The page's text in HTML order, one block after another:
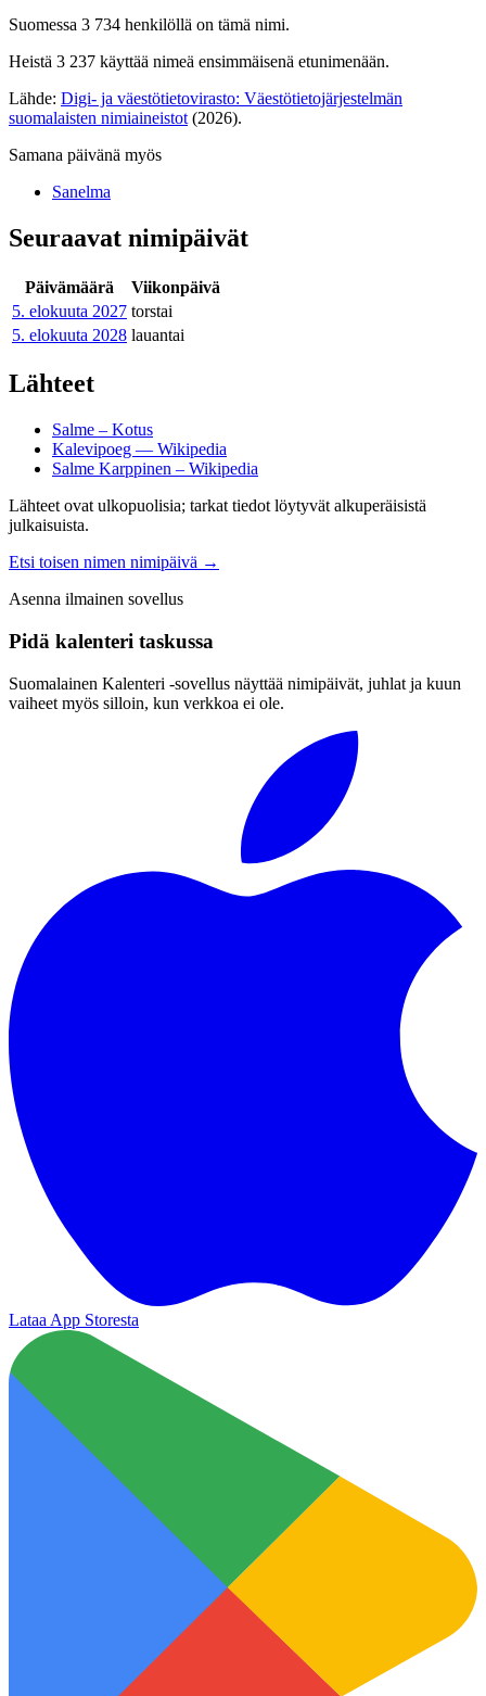
Suomessa 3 734 henkilöllä on tämä nimi.
Heistä 3 237 käyttää nimeä ensimmäisenä etunimenään.
Lähde: Digi- ja väestötietovirasto: Väestötietojärjestelmän
suomalaisten nimiaineistot (2026).
Samana päivänä myös
Sanelma
Seuraavat nimipäivät
Päivämäärä
Viikonpäivä
5. elokuuta 2027 torstai
5. elokuuta 2028 lauantai
Lähteet
Salme – Kotus
Kalevipoeg — Wikipedia
Salme Karppinen – Wikipedia
Lähteet ovat ulkopuolisia; tarkat tiedot löytyvät alkuperäisistä
julkaisuista.
Etsi toisen nimen nimipäivä →
Asenna ilmainen sovellus
Pidä kalenteri taskussa
Suomalainen Kalenteri ‑sovellus näyttää nimipäivät, juhlat ja kuun
vaiheet myös silloin, kun verkkoa ei ole.
Lataa App Storesta